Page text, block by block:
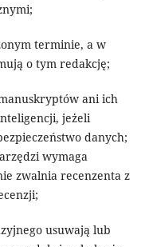
terminie, a w
o tym redakcję;
ani ich
jeżeli
danych;
wymaga
zwalnia recenzenta z
usuwają lub